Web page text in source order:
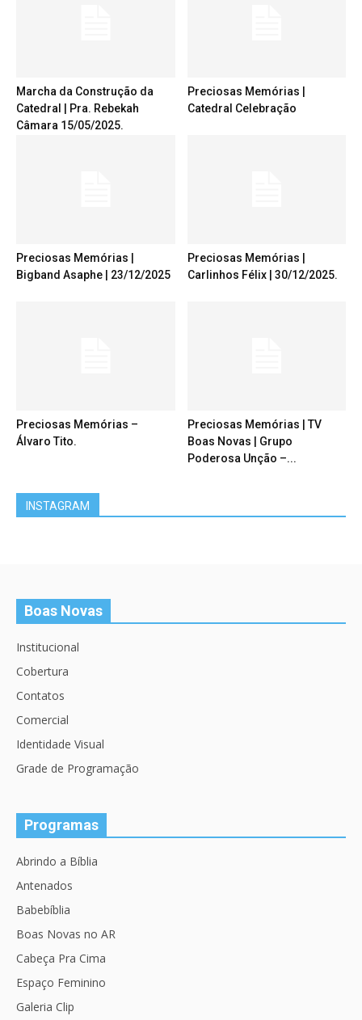
Marcha da Construção da
Catedral | Pra. Rebekah
Câmara 15/05/2025.
Preciosas Memórias |
Catedral Celebração
Preciosas Memórias |
Bigband Asaphe | 23/12/2025
Preciosas Memórias |
Carlinhos Félix | 30/12/2025.
Preciosas Memórias –
Álvaro Tito.
Preciosas Memórias | TV
Boas Novas | Grupo
Poderosa Unção –...
INSTAGRAM
Boas Novas
Institucional
Cobertura
Contatos
Comercial
Identidade Visual
Grade de Programação
Programas
Abrindo a Bíblia
Antenados
Babebíblia
Boas Novas no AR
Cabeça Pra Cima
Espaço Feminino
Galeria Clip